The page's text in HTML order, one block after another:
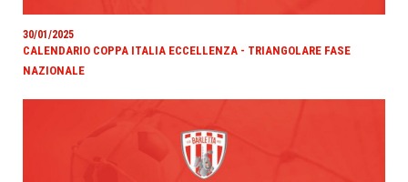
30/01/2025
CALENDARIO COPPA ITALIA ECCELLENZA - TRIANGOLARE FASE
NAZIONALE